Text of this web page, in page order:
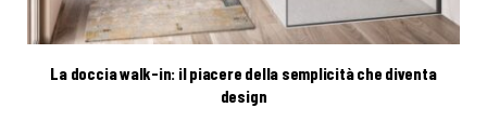
La doccia walk-in: il piacere della semplicità che diventa
design